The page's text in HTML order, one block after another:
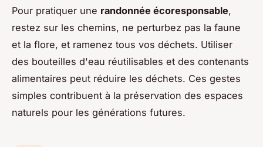
Pour pratiquer une randonnée écoresponsable,
restez sur les chemins, ne perturbez pas la faune
et la flore, et ramenez tous vos déchets. Utiliser
des bouteilles d'eau réutilisables et des contenants
alimentaires peut réduire les déchets. Ces gestes
simples contribuent à la préservation des espaces
naturels pour les générations futures.